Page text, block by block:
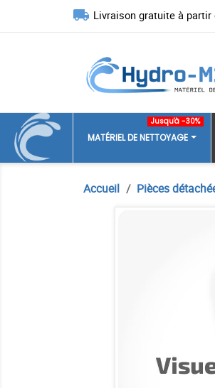
local_shipping Livraison gratuite à partir
MATÉRIEL DE NETTOYAGE
Jusqu'à -30%
Accueil Pièces